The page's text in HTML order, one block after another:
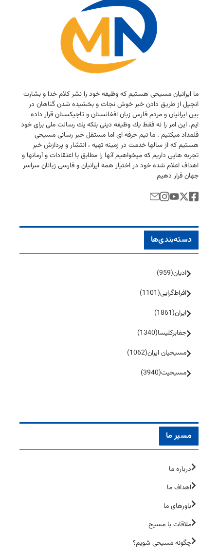
ما ایرانیان مسیحی هستیم كه وظیفه خود را نشر كلام خدا و بشارت
انجیل از طریق دادن خبر خوش نجات و بخشیده شدن گناهان در
بین ایرانیان و مردم فارس زبان افغانستان و تاجیكستان قرار داده
ایم. این امر را نه فقط یك وظیفه دینی بلكه یك رسالت ملی برای خود
قلمداد میكنیم . ما تیم حرفه ای اما مستقل خبر رسانی مسیحی
هستیم كه از سالها خدمت در زمینه تهیه ، انتشار و پردازش خبر
تجربه هایی داریم كه میخواهیم آنها را مطابق با اعتقادات و آرمانها و
اهداف اعلام شده خود در اختیار همه ایرانیان و فارسی زبانان سراسر
جهان قرار دهیم
دسته‌بندی‌ها
ادیان(959)
افراط‌گرایی(1101)
ایران(1861)
جفا‌بر‌کلیسا(1340)
مسیحیان ایران(1062)
مسیحیت(3940)
مسیر ما
درباره ما
اهداف ما
باورهای ما
ملاقات با مسیح
چگونه مسیحی شویم؟